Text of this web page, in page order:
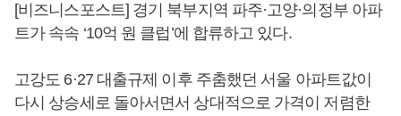
[비즈니스포스트] 경기 북부지역 파주·고양·의정부 아파
트가 속속 ‘10억 원 클럽’에 합류하고 있다.
고강도 6·27 대출규제 이후 주춤했던 서울 아파트값이
다시 상승세로 돌아서면서 상대적으로 가격이 저렴한